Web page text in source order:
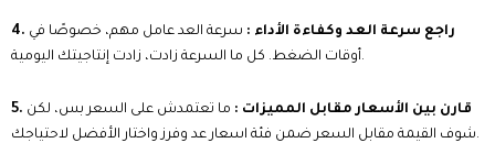
4. راجع سرعة العد وكفاءة الأداء : سرعة العد عامل مهم، خصوصًا في
أوقات الضغط. كل ما السرعة زادت، زادت إنتاجيتك اليومية.
5. قارن بين الأسعار مقابل المميزات : ما تعتمدش على السعر بس، لكن
شوف القيمة مقابل السعر ضمن فئة اسعار عد وفرز واختار الأفضل لاحتياجك.